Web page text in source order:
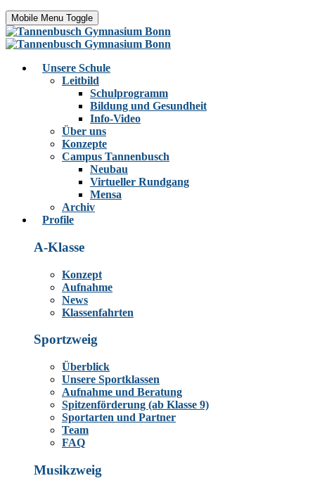
Mobile Menu Toggle
Unsere Schule
Leitbild
Schulprogramm
Bildung und Gesundheit
Info-Video
Über uns
Konzepte
Campus Tannenbusch
Neubau
Virtueller Rundgang
Mensa
Archiv
Profile
A-Klasse
Konzept
Aufnahme
News
Klassenfahrten
Sportzweig
Überblick
Unsere Sportklassen
Aufnahme und Beratung
Spitzenförderung (ab Klasse 9)
Sportarten und Partner
Team
FAQ
Musikzweig